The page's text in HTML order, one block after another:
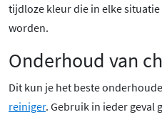
tijdloze kleur die in elke
worden.
Onderhoud van
Dit kun je het beste
reiniger. Gebruik in ieder geval